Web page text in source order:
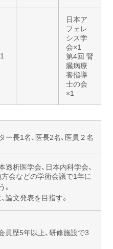
日本ア
フェレ
シス学
会×1
第4回 腎
臓病療
養指導
士の会
×1
ー長1名、医長2名、医員２名
透析医学会、日本内科学会、
会などの学術会議で1年に
。
論文発表を目指す。
員歴5年以上、研修施設で3